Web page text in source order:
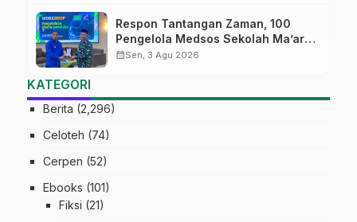
Respon Tantangan Zaman, 100
Pengelola Medsos Sekolah Ma’arif
Pekalongan Ikuti Pelatihan Literasi
calendar_monthSen, 3 Agu 2026
KATEGORI
Berita (2,296)
Celoteh (74)
Cerpen (52)
Ebooks (101)
Fiksi (21)